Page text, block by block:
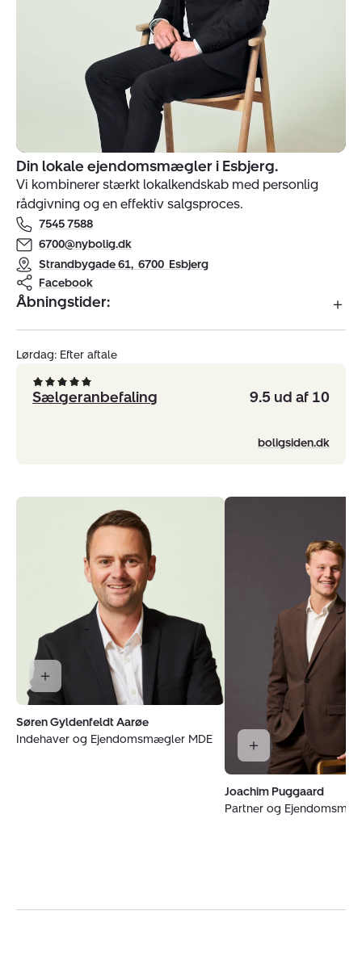
Indehavere
af
ejendomsmægler
Nybolig
Rekrea
–
Esbjerg
Din lokale ejendomsmægler i Esbjerg.
Vi kombinerer stærkt lokalkendskab med personlig
rådgivning og en effektiv salgsproces.
7545 7588
6700@nybolig.dk
Strandbygade 61, 6700 Esbjerg
Facebook
Åbningstider:
Lørdag: Efter aftale
Sælgeranbefaling 9.5 ud af 10
boligsiden.dk
Søren Gyldenfeldt Aarøe
Indehaver og Ejendomsmægler MDE
Joachim Puggaard
Partner og